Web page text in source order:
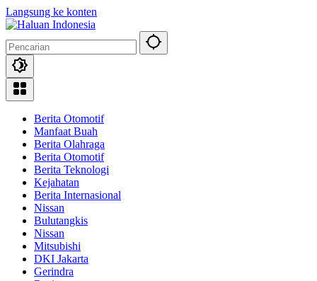
Langsung ke konten
Berita Otomotif
Manfaat Buah
Berita Olahraga
Berita Otomotif
Berita Teknologi
Kejahatan
Berita Internasional
Nissan
Bulutangkis
Nissan
Mitsubishi
DKI Jakarta
Gerindra